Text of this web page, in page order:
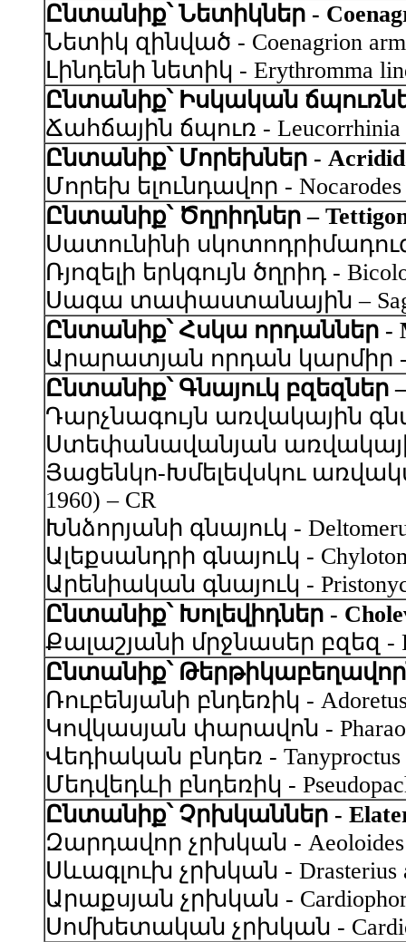
Ընտանիք՝ Նետիկներ -
Նետիկ զինված - Coenagrion
Լինդենի նետիկ - Erythromma
Ընտանիք՝ Իսկական
Ճահճային ճպուռ - Leucorrhinia
Ընտանիք՝ Մորեխներ -
Մորեխ ելունդավոր - Nocarodes
Ընտանիք՝ Ծղրիդներ –
Սատունինի սկոտոդրիմադուզա
Ռյոզելի երկգույն ծղրիդ -
Սագա տափաստանային – Saga
Ընտանիք՝ Հսկա որդաններ -
Արարատյան որդան կարմիր -
Ընտանիք՝ Գնայուկ բզեզներ –
Դարչնագույն առվակային
Ստեփանավանյան առվակային
Յացենկո-Խմելեվսկու
1960) – CR
Խնձորյանի գնայուկ -
Ալեքսանդրի գնայուկ -
Արենիական գնայուկ -
Ընտանիք՝ Խոլեվիդներ -
Քալաշյանի մրջնասեր բզեզ -
Ընտանիք՝
Ռուբենյանի բնդեռիկ - Adoretus
Կովկասյան փարավոն -
Վեդիական բնդեռ - Tanyproctus
Մեդվեդևի բնդեռիկ -
Ընտանիք՝ Չրխկաններ -
Զարդավոր չրխկան - Aeoloides
Սևագլուխ չրխկան - Drasterius
Արաքսյան չրխկան -
Սոմխետական չրխկան -